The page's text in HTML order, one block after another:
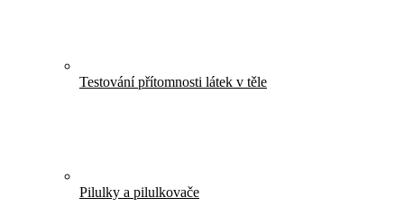
Testování přítomnosti látek v těle
Pilulky a pilulkovače